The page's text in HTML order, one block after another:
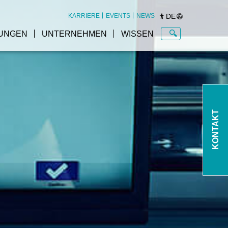
KARRIERE EVENTS NEWS DE
UNTERNEHMEN WISSEN
KONTAKT